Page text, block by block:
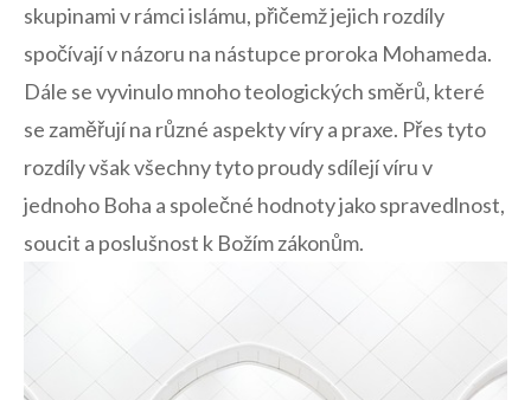
skupinami v rámci⁢ islámu,‍ přičemž jejich rozdíly
spočívají v ⁣názoru ‍na nástupce⁣ proroka​ Mohameda.
Dále se ‍vyvinulo mnoho teologických směrů, které
se zaměřují na různé aspekty víry a praxe. Přes tyto
⁢rozdíly však ‌všechny tyto ⁢proudy sdílejí‍ víru v
jednoho Boha ⁤a společné hodnoty jako spravedlnost,
soucit a poslušnost k Božím zákonům.